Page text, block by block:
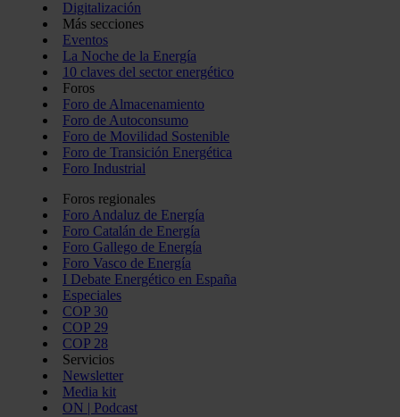
Digitalización
Más secciones
Eventos
La Noche de la Energía
10 claves del sector energético
Foros
Foro de Almacenamiento
Foro de Autoconsumo
Foro de Movilidad Sostenible
Foro de Transición Energética
Foro Industrial
Foros regionales
Foro Andaluz de Energía
Foro Catalán de Energía
Foro Gallego de Energía
Foro Vasco de Energía
I Debate Energético en España
Especiales
COP 30
COP 29
COP 28
Servicios
Newsletter
Media kit
ON | Podcast